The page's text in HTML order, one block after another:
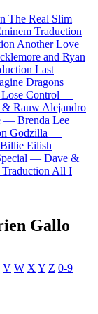
The Real Slim
Traduction
Another Love
and Ryan
Last
Dragons
Lose Control —
Rauw Alejandro
— Brenda Lee
Godzilla —
Billie Eilish
— Dave &
Traduction All I
Gallo
V W X Y Z 0-9